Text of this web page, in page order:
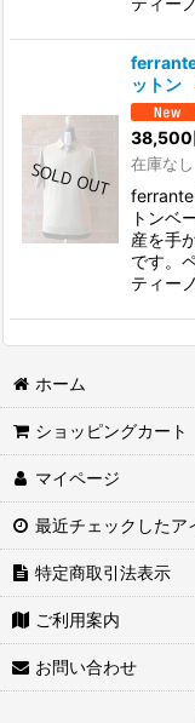
ットン
38,500
在庫なし
トンベ
産を手
です。
ティー
ホーム
ショッピングカート
マイページ
最近チェックしたア
特定商取引法表示
ご利用案内
お問い合わせ